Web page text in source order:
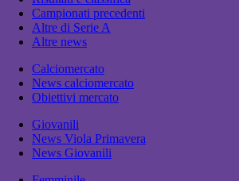
Campionati precedenti
Altre di Serie A
Altre news
Calciomercato
News calciomercato
Obiettivi mercato
Giovanili
News Viola Primavera
News Giovanili